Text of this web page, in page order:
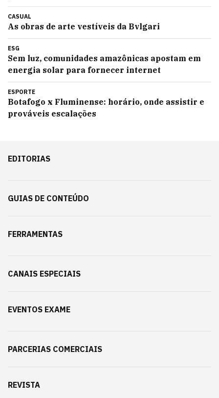
CASUAL
As obras de arte vestíveis da Bvlgari
ESG
Sem luz, comunidades amazônicas apostam em
energia solar para fornecer internet
ESPORTE
Botafogo x Fluminense: horário, onde assistir e
prováveis escalações
EDITORIAS
GUIAS DE CONTEÚDO
FERRAMENTAS
CANAIS ESPECIAIS
EVENTOS EXAME
PARCERIAS COMERCIAIS
REVISTA